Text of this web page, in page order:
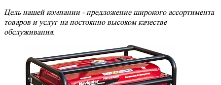
Цель нашей компании - предложение широкого ассортимента
товаров и услуг на постоянно высоком качестве
обслуживания.